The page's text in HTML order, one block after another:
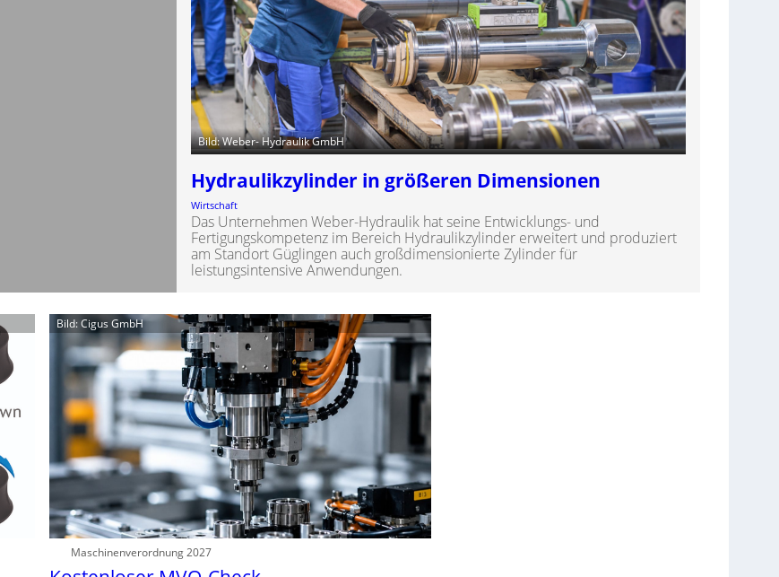
Bild: Weber- Hydraulik GmbH
Hydraulikzylinder in größeren Dimensionen
Wirtschaft
Das Unternehmen Weber-Hydraulik hat seine Entwicklungs- und
Fertigungskompetenz im Bereich Hydraulikzylinder erweitert und produziert
am Standort Güglingen auch großdimensionierte Zylinder für
leistungsintensive Anwendungen.
Bild: Cigus GmbH
Maschinenverordnung 2027